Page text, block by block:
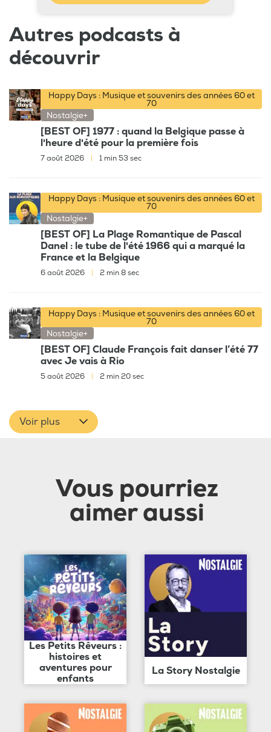
Autres podcasts à
découvrir
Happy Days : Musique et souvenirs des années 60 et
70
Nostalgie+
[BEST OF] 1977 : quand la Belgique passe à
l'heure d'été pour la première fois
7 août 2026 1 min 53 sec
Happy Days : Musique et souvenirs des années 60 et
70
Nostalgie+
[BEST OF] La Plage Romantique de Pascal
Danel : le tube de l'été 1966 qui a marqué la
France et la Belgique
6 août 2026 2 min 8 sec
Happy Days : Musique et souvenirs des années 60 et
70
Nostalgie+
[BEST OF] Claude François fait danser l’été 77
avec Je vais à Rio
5 août 2026 2 min 20 sec
Voir plus
Vous pourriez
aimer aussi
Les Petits Rêveurs :
histoires et
aventures pour
enfants
La Story Nostalgie